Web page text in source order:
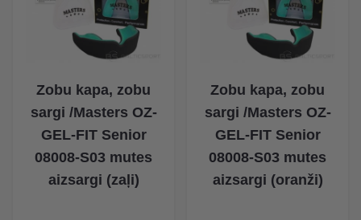
Zobu kapa, zobu
sargi /Masters OZ-
GEL-FIT Senior
08008-S03 mutes
aizsargi (zaļi)
Zobu kapa, zobu
sargi /Masters OZ-
GEL-FIT Senior
08008-S03 mutes
aizsargi (oranži)